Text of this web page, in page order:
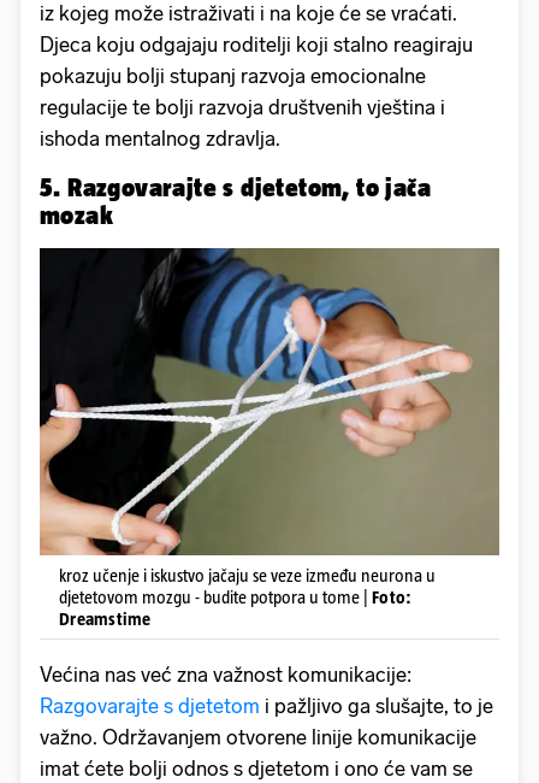
iz kojeg može istraživati i na koje će se vraćati.
Djeca koju odgajaju roditelji koji stalno reagiraju
pokazuju bolji stupanj razvoja emocionalne
regulacije te bolji razvoja društvenih vještina i
ishoda mentalnog zdravlja.
5. Razgovarajte s djetetom, to jača
mozak
kroz učenje i iskustvo jačaju se veze između neurona u
djetetovom mozgu - budite potpora u tome | Foto:
Dreamstime
Većina nas već zna važnost komunikacije:
Razgovarajte s djetetom i pažljivo ga slušajte, to je
važno. Održavanjem otvorene linije komunikacije
imat ćete bolji odnos s djetetom i ono će vam se